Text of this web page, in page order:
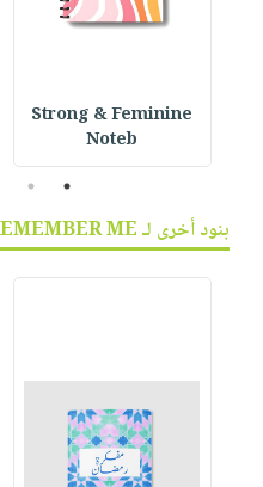
Strong & Feminine
Noteb
1
2
بنود أخرى لـ REMEMBER ME :